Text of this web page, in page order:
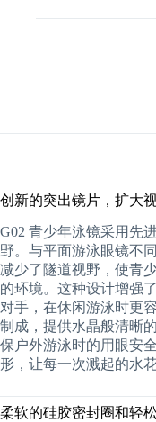
创新的突出镜片，扩大
G02 青少年泳镜采用先
野。与平面游泳眼镜不
减少了隧道视野，使青
的环境。这种设计增强
对手，在休闲游泳时更
制成，提供水晶般清晰
保户外游泳时的用眼安
形，让每一次溅起的水
柔软的硅胶密封圈和轻